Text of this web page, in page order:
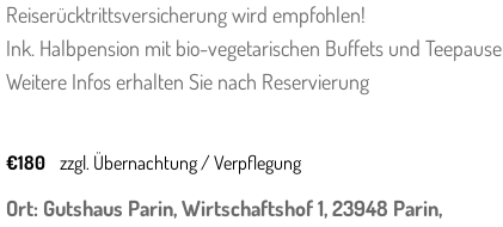
Reiserücktrittsversicherung wird empfohlen!
Ink. Halbpension mit bio-vegetarischen Buffets und Teepause
Weitere Infos erhalten Sie nach Reservierung
€180 zzgl. Übernachtung / Verpflegung
Ort: Gutshaus Parin, Wirtschaftshof 1, 23948 Parin,